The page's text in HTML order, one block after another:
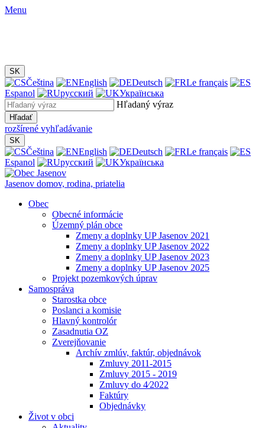
Menu
SK
Čeština English Deutsch
Le français
Espanol
русский
Українська
Hľadaný výraz
Hľadať
rozšírené vyhľadávanie
SK
Čeština English Deutsch
Le français
Espanol
русский Українська
Jasenov domov, rodina, priatelia
Obec
Obecné informácie
Územný plán obce
Zmeny a doplnky UP Jasenov 2021
Zmeny a doplnky UP Jasenov 2022
Zmeny a doplnky UP Jasenov 2023
Zmeny a doplnky UP Jasenov 2025
Projekt pozemkových úprav
Samospráva
Starostka obce
Poslanci a komisie
Hlavný kontrolór
Zasadnutia OZ
Zverejňovanie
Archív zmlúv, faktúr, objednávok
Zmluvy 2011-2015
Zmluvy 2015 - 2019
Zmluvy do 4⁄2022
Faktúry
Objednávky
Život v obci